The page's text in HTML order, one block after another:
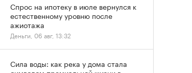
Спрос на ипотеку в июле вернулся к
естественному уровню после
ажиотажа
Деньги, 06 авг, 13:32
Сила воды: как река у дома стала